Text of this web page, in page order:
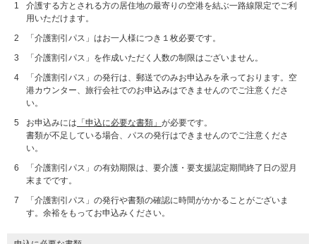
1
介護する方とされる方の居住地の最寄りの空港を結ぶ一路線限定でご利
用いただけます。
2
「介護割引パス」はお一人様につき１枚必要です。
3
「介護割引パス」を作成いただく人数の制限はございません。
4
「介護割引パス」の発行は、郵送でのみお申込みを承っております。空
港カウンター、旅行会社でのお申込みはできませんのでご注意くださ
い。
5
お申込みには 「申込に必要な書類」 が必要です。
書類が不足している場合、パスの発行はできませんのでご注意くださ
い。
6
「介護割引パス」の有効期限は、要介護・要支援認定期間終了日の翌月
末までです。
7
「介護割引パス」の発行や書類の確認に時間がかかることがございま
す。余裕をもってお申込みください。